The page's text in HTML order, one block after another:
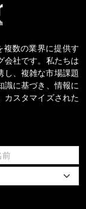
数の業界に提供す
会社です。私たちは
し、複雑な市場課題
識に基づき、情報に
カスタマイズされた